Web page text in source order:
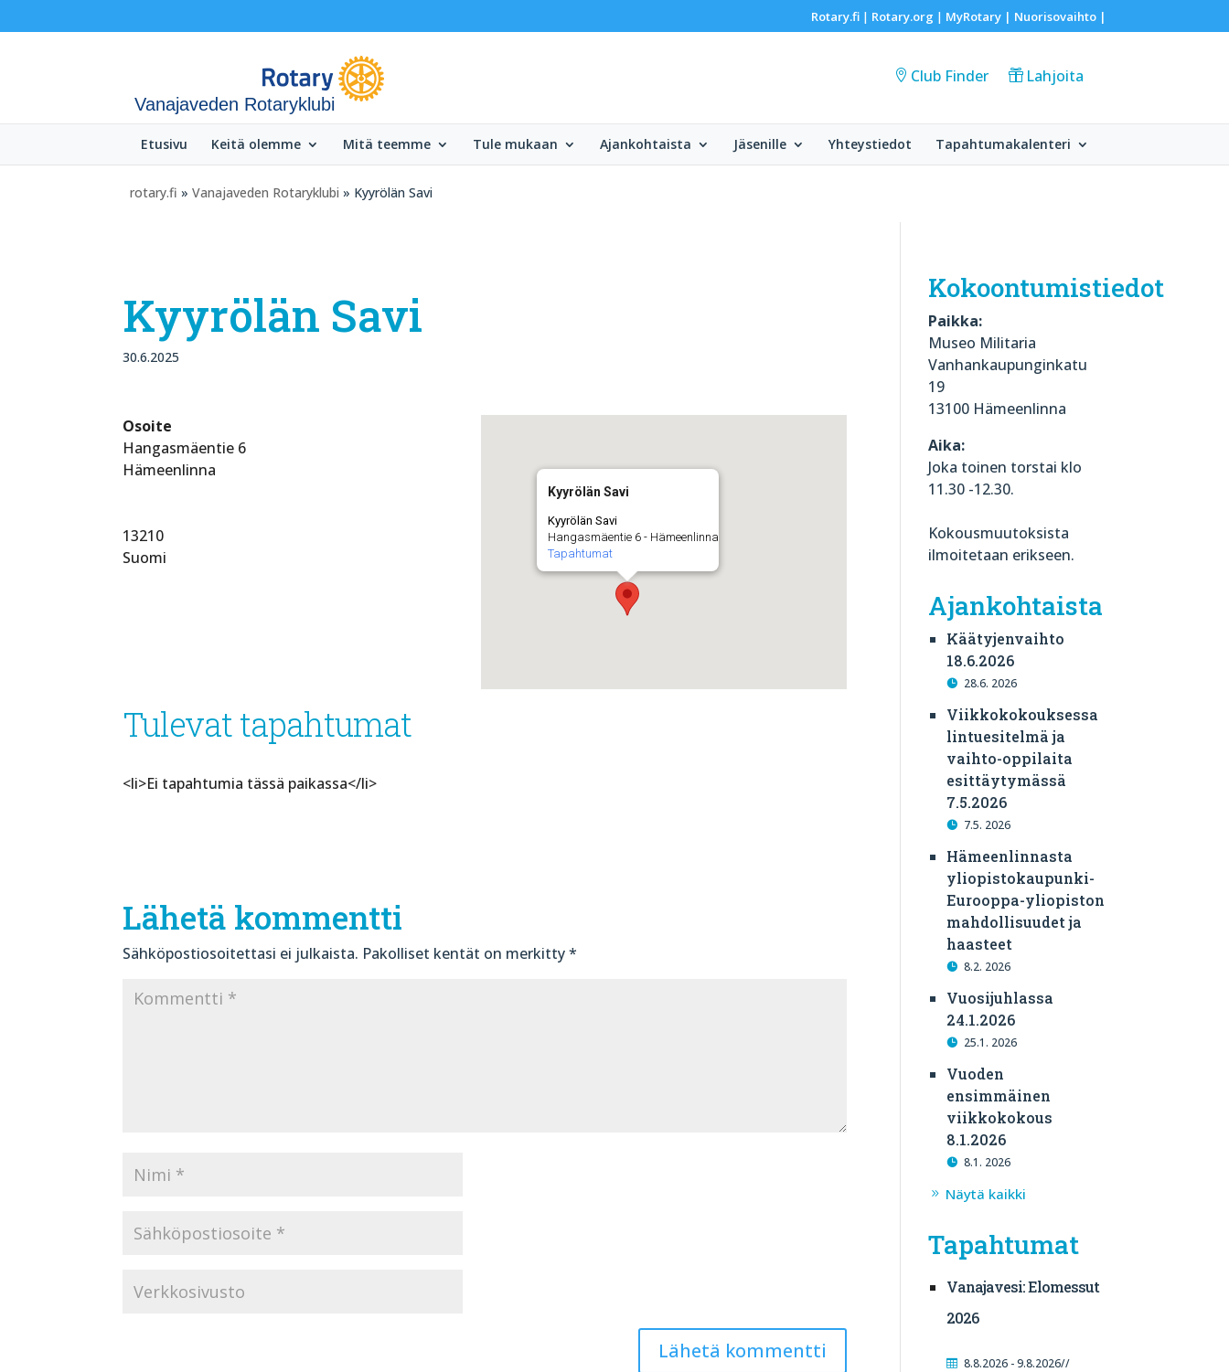
Rotary.fi| Rotary.org | MyRotary | Nuorisovaihto|
Vanajaveden Rotaryklubi
Club Finder Lahjoita
Etusivu Keitä olemme Mitä teemme Tule mukaan Ajankohtaista Jäsenille Yhteystiedot Tapahtumakalenteri
rotary.fi » Vanajaveden Rotaryklubi » Kyyrölän Savi
Kyyrölän Savi
30.6.2025
Kyyrölän Savi
Kyyrölän Savi
Hangasmäentie 6 - Hämeenlinna
Tapahtumat
Osoite
Hangasmäentie 6
Hämeenlinna
13210
Suomi
Tulevat tapahtumat
<li>Ei tapahtumia tässä paikassa</li>
Lähetä kommentti
Sähköpostiosoitettasi ei julkaista. Pakolliset kentät on merkitty*
Kokoontumistiedot
Paikka:
Museo Militaria
Vanhankaupunginkatu
19
13100 Hämeenlinna
Aika:
Joka toinen torstai klo
11.30 -12.30.
Kokousmuutoksista
ilmoitetaan erikseen.
Ajankohtaista
Käätyjenvaihto
18.6.2026
28.6. 2026
Viikkokokouksessa
lintuesitelmä ja
vaihto-oppilaita
esittäytymässä
7.5.2026
7.5. 2026
Hämeenlinnasta
yliopistokaupunki-
Eurooppa-yliopiston
mahdollisuudet ja
haasteet
8.2. 2026
Vuosijuhlassa
24.1.2026
25.1. 2026
Vuoden
ensimmäinen
viikkokokous
8.1.2026
8.1. 2026
Näytä kaikki
Tapahtumat
Vanajavesi: Elomessut
2026
8.8.2026 - 9.8.2026//